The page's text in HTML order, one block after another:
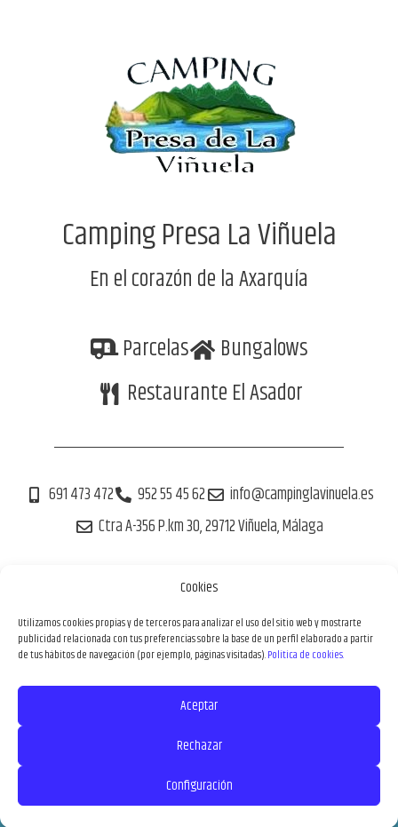
Cookies
Utilizamos cookies propias y de terceros para analizar el uso del sitio web y mostrarte
publicidad relacionada con tus preferencias sobre la base de un perfil elaborado a partir
de tus hábitos de navegación (por ejemplo, páginas visitadas).Política de cookies.
Aceptar
Rechazar
Configuración
Camping Presa La Viñuela
En el corazón de la Axarquía
Parcelas
Bungalows
Restaurante El Asador
691 473 472 952 55 45 62
info@campinglavinuela.es
Ctra A-356 P.km 30, 29712 Viñuela, Málaga
Tu reserva 100% segura
Política de PrivacidadPolítica de Cookies